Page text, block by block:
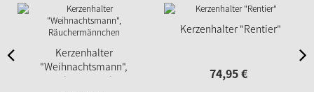
Kerzenhalter
"Weihnachtsmann",
Räuchermännchen
Kerzenhalter "Rentier"
74,95€